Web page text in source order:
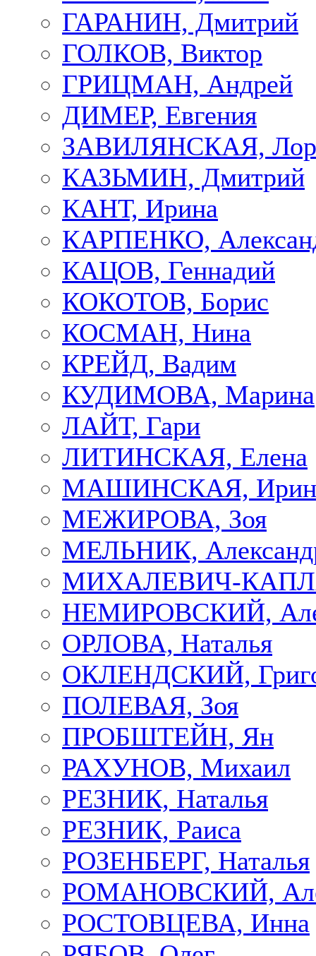
ГАРАНИН, Дмитрий
ГОЛКОВ, Виктор
ГРИЦМАН, Андрей
ДИМЕР, Евгения
ЗАВИЛЯНСКАЯ,
КАЗЬМИН, Дмитрий
КАНТ, Ирина
КАРПЕНКО,
КАЦОВ, Геннадий
КОКОТОВ, Борис
КОСМАН, Нина
КРЕЙД, Вадим
КУДИМОВА, Марина
ЛАЙТ, Гари
ЛИТИНСКАЯ, Елена
МАШИНСКАЯ,
МЕЖИРОВА, Зоя
МЕЛЬНИК,
МИХАЛЕВИЧ-
НЕМИРОВСКИЙ,
ОРЛОВА, Наталья
ОКЛЕНДСКИЙ,
ПОЛЕВАЯ, Зоя
ПРОБШТЕЙН, Ян
РАХУНОВ, Михаил
РЕЗНИК, Наталья
РЕЗНИК, Раиса
РОЗЕНБЕРГ, Наталья
РОМАНОВСКИЙ,
РОСТОВЦЕВА, Инна